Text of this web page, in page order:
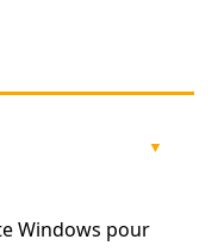
Windows pour